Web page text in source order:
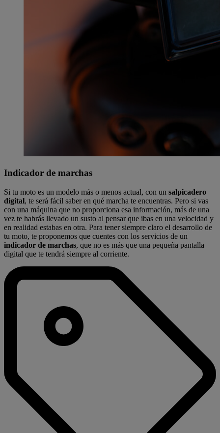
Indicador de marchas
Si tu moto es un modelo más o menos actual, con un salpicadero
digital, te será fácil saber en qué marcha te encuentras. Pero si vas
con una máquina que no proporciona esa información, más de una
vez te habrás llevado un susto al pensar que ibas en una velocidad y
en realidad estabas en otra. Para tener siempre claro el desarrollo de
tu moto, te proponemos que cuentes con los servicios de un
indicador de marchas, que no es más que una pequeña pantalla
digital que te tendrá siempre al corriente.